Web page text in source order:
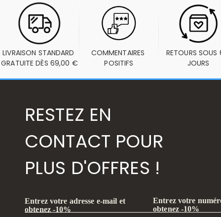
LIVRAISON STANDARD
GRATUITE DÈS 69,00 €
COMMENTAIRES
POSITIFS
RETOURS SOUS
JOURS
RESTEZ EN
CONTACT POUR
PLUS D'OFFRES !
Entrez votre adresse e-mail et
obtenez -10%
Entrez votre
obtenez -10%